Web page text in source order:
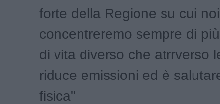
forte della Regione su cui
concentreremo sempre di
di vita diverso che atrrverso
riduce emissioni ed è
fisica"